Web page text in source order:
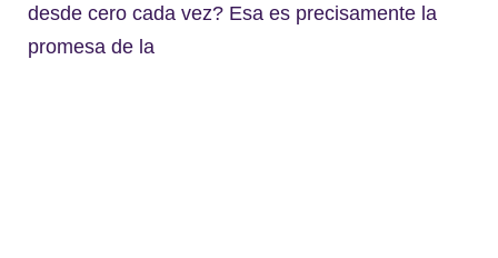
desde cero cada vez? Esa es precisamente la
promesa de la